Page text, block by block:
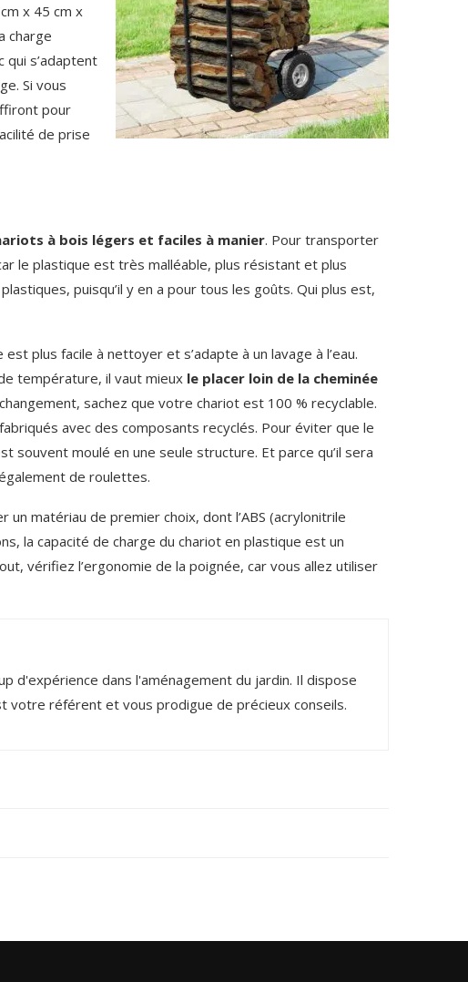
x 45 cm x
charge
qui s’adaptent
Si vous
pour
de prise
à bois légers et faciles à manier. Pour transporter
le plastique est très malléable, plus résistant et plus
puisqu’il y en a pour tous les goûts. Qui plus est,
plus facile à nettoyer et s’adapte à un lavage à l’eau.
température, il vaut mieux le placer loin de la cheminée
sachez que votre chariot est 100 % recyclable.
avec des composants recyclés. Pour éviter que le
souvent moulé en une seule structure. Et parce qu’il sera
de roulettes.
un matériau de premier choix, dont l’ABS (acrylonitrile
la capacité de charge du chariot en plastique est un
vérifiez l’ergonomie de la poignée, car vous allez utiliser
d'expérience dans l'aménagement du jardin. Il dispose
votre référent et vous prodigue de précieux conseils.